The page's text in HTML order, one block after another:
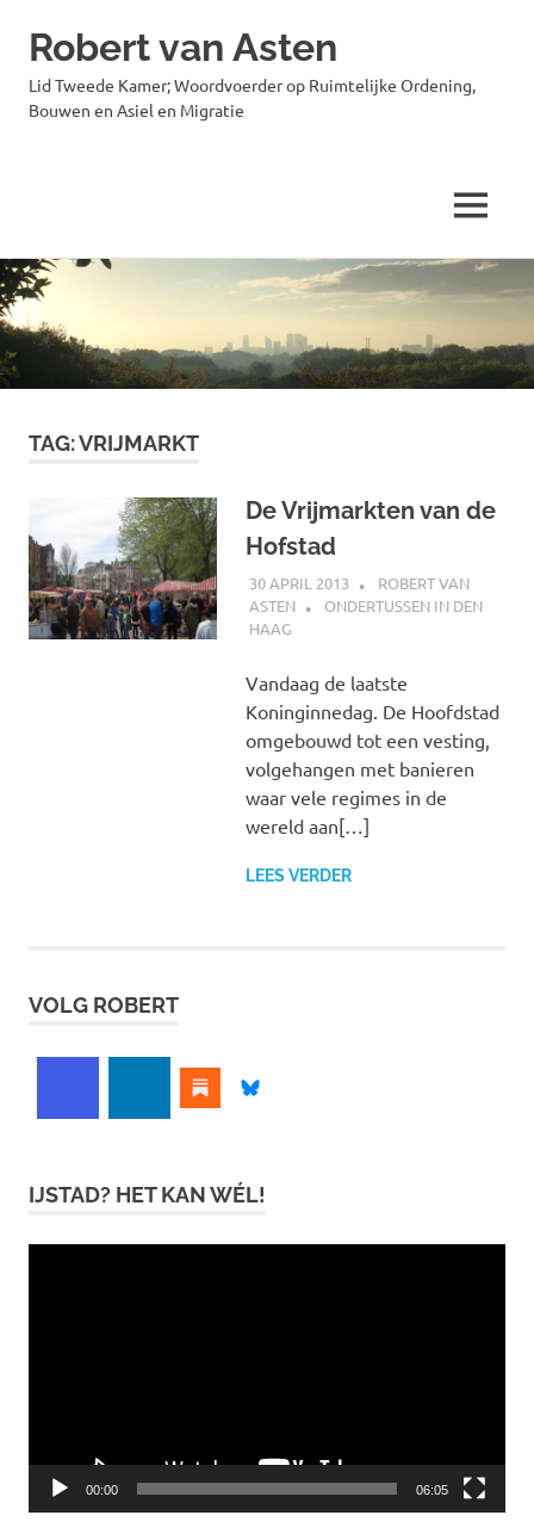
Ga
naar
de
inhoud
Robert van Asten
Lid Tweede Kamer; Woordvoerder op Ruimtelijke Ordening,
Bouwen en Asiel en Migratie
MENU
TAG:VRIJMARKT
De Vrijmarkten van de
Hofstad
30 APRIL 2013
ROBERT VAN
ASTEN
ONDERTUSSEN IN DEN
HAAG
Vandaag de laatste
Koninginnedag. De Hoofdstad
omgebouwd tot een vesting,
volgehangen met banieren
waar vele regimes in de
wereld aan[…]
LEES VERDER
VOLG ROBERT
IJSTAD? HET KAN WÉL!
00:00 06:05